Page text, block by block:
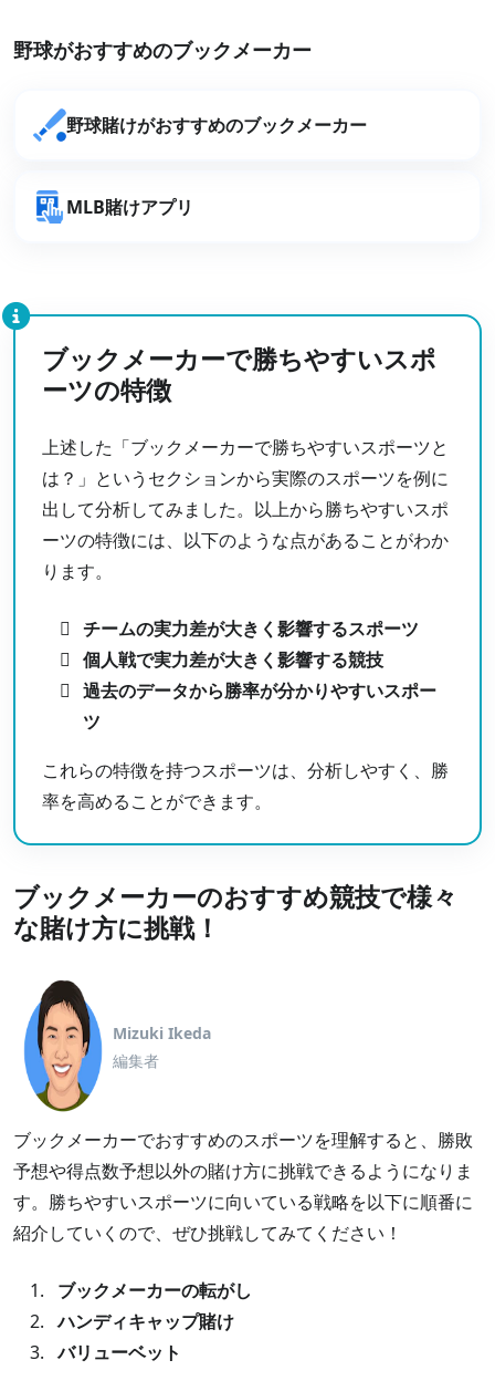
野球がおすすめのブックメーカー
野球賭けがおすすめのブックメーカー
MLB賭けアプリ
ブックメーカーで勝ちやすいスポ
ーツの特徴
上述した「ブックメーカーで勝ちやすいスポーツと
は？」というセクションから実際のスポーツを例に
出して分析してみました。以上から勝ちやすいスポ
ーツの特徴には、以下のような点があることがわか
ります。
チームの実力差が大きく影響するスポーツ
個人戦で実力差が大きく影響する競技
過去のデータから勝率が分かりやすいスポー
ツ
これらの特徴を持つスポーツは、分析しやすく、勝
率を高めることができます。
ブックメーカーのおすすめ競技で様々
な賭け方に挑戦！
Mizuki Ikeda
編集者
ブックメーカーでおすすめのスポーツを理解すると、勝敗
予想や得点数予想以外の賭け方に挑戦できるようになりま
す。勝ちやすいスポーツに向いている戦略を以下に順番に
紹介していくので、ぜひ挑戦してみてください！
ブックメーカーの転がし
ハンディキャップ賭け
バリューベット